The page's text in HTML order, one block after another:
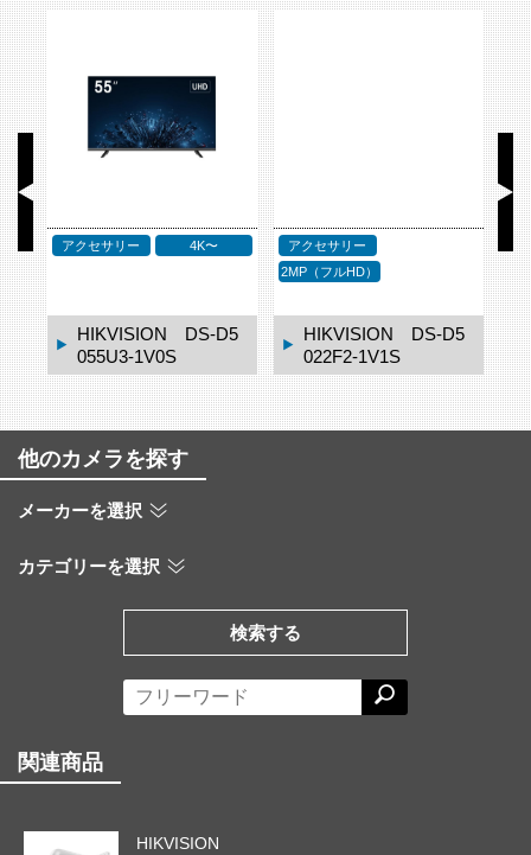
アクセサリー 4K〜
HIKVISION DS-D5
055U3-1V0S
アクセサリー
2MP（フルHD）
HIKVISION DS-D5
022F2-1V1S
他のカメラを探す
メーカーを選択
カテゴリーを選択
検索する
関連商品
HIKVISION